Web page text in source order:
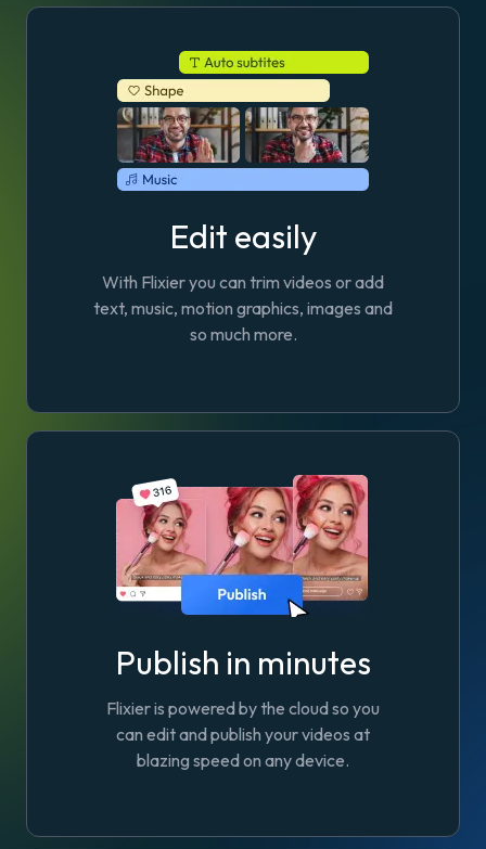
Edit easily
With Flixier you can trim videos or add
text, music, motion graphics, images and
so much more.
Publish in minutes
Flixier is powered by the cloud so you
can edit and publish your videos at
blazing speed on any device.